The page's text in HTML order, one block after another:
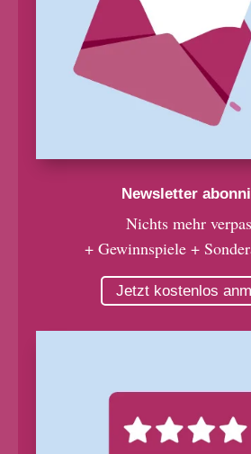
Newsletter
Nichts mehr
+ Gewinnspiele +
Jetzt kostenlos